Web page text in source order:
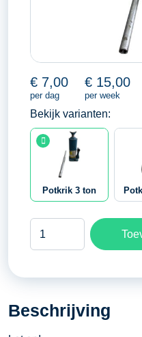
€ 7,00
per dag
€ 15,00
per week
Bekijk varianten:
Potkrik 3 ton
aantal
Beschrijving